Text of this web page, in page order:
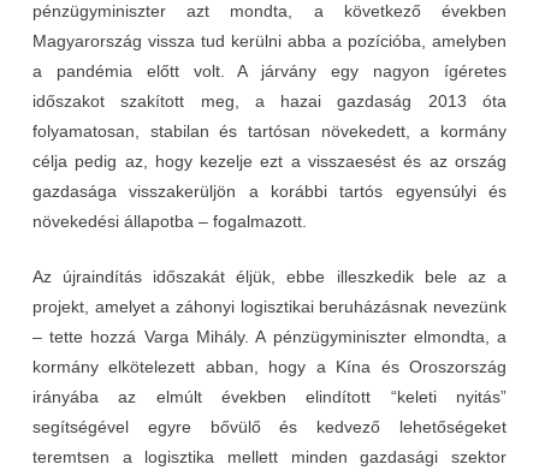
pénzügyminiszter azt mondta, a következő években
Magyarország vissza tud kerülni abba a pozícióba, amelyben
a pandémia előtt volt. A járvány egy nagyon ígéretes
időszakot szakított meg, a hazai gazdaság 2013 óta
folyamatosan, stabilan és tartósan növekedett, a kormány
célja pedig az, hogy kezelje ezt a visszaesést és az ország
gazdasága visszakerüljön a korábbi tartós egyensúlyi és
növekedési állapotba – fogalmazott.
Az újraindítás időszakát éljük, ebbe illeszkedik bele az a
projekt, amelyet a záhonyi logisztikai beruházásnak nevezünk
– tette hozzá Varga Mihály. A pénzügyminiszter elmondta, a
kormány elkötelezett abban, hogy a Kína és Oroszország
irányába az elmúlt években elindított “keleti nyitás”
segítségével egyre bővülő és kedvező lehetőségeket
teremtsen a logisztika mellett minden gazdasági szektor